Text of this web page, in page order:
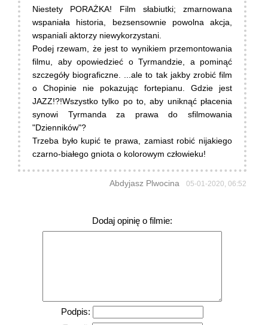
Niestety PORAŻKA! Film słabiutki; zmarnowana
wspaniała historia, bezsensownie powolna akcja,
wspaniali aktorzy niewykorzystani.
Podej rzewam, że jest to wynikiem przemontowania
filmu, aby opowiedzieć o Tyrmandzie, a pominąć
szczegóły biograficzne. ...ale to tak jakby zrobić film
o Chopinie nie pokazując fortepianu. Gdzie jest
JAZZ!?!Wszystko tylko po to, aby uniknąć płacenia
synowi Tyrmanda za prawa do sfilmowania
"Dzienników"?
Trzeba było kupić te prawa, zamiast robić nijakiego
czarno-białego gniota o kolorowym człowieku!
Abdyjasz Plwocina 05-01-2020, 06:52
Dodaj opinię o filmie:
Podpis: